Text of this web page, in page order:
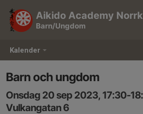
Kalender
Aikido Academy
Barn/Ungdom
Barn och ungdom
Onsdag 20 sep 2023, 17:30-
Vulkangatan 6